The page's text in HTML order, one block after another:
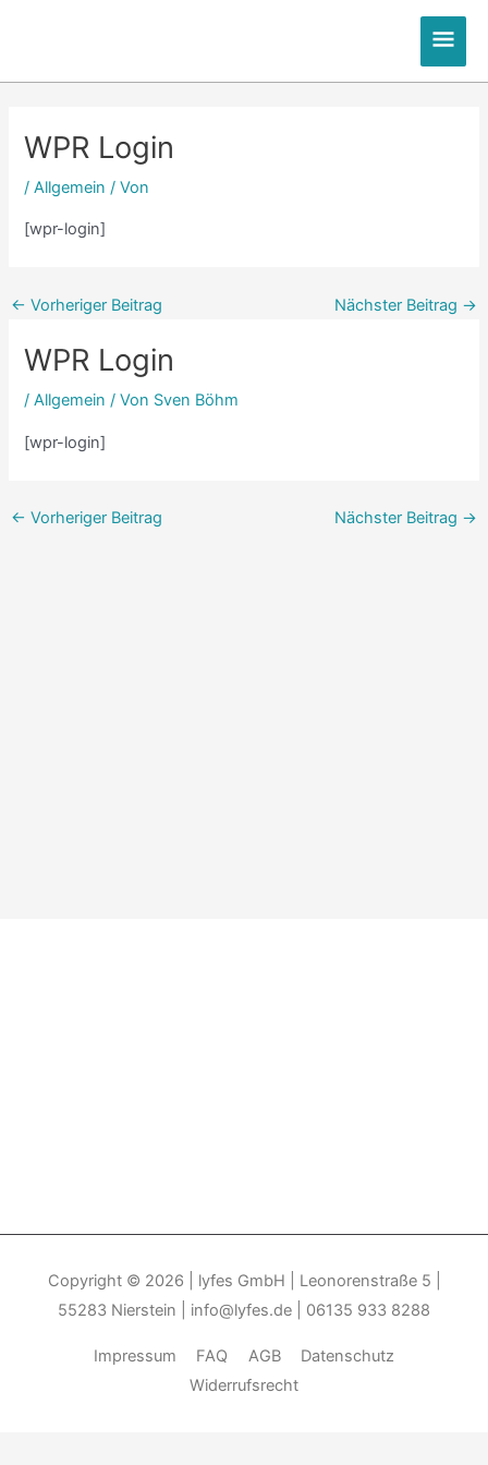
WPR Login
/Allgemein / Von
[wpr-login]
← Vorheriger Beitrag Nächster Beitrag →
WPR Login
/Allgemein / Von Sven Böhm
[wpr-login]
← Vorheriger Beitrag Nächster Beitrag →
Copyright © 2026
| lyfes GmbH | Leonorenstraße 5 |
55283 Nierstein | info@lyfes.de | 06135 933 8288
Impressum FAQ AGB
Datenschutz
Widerrufsrecht